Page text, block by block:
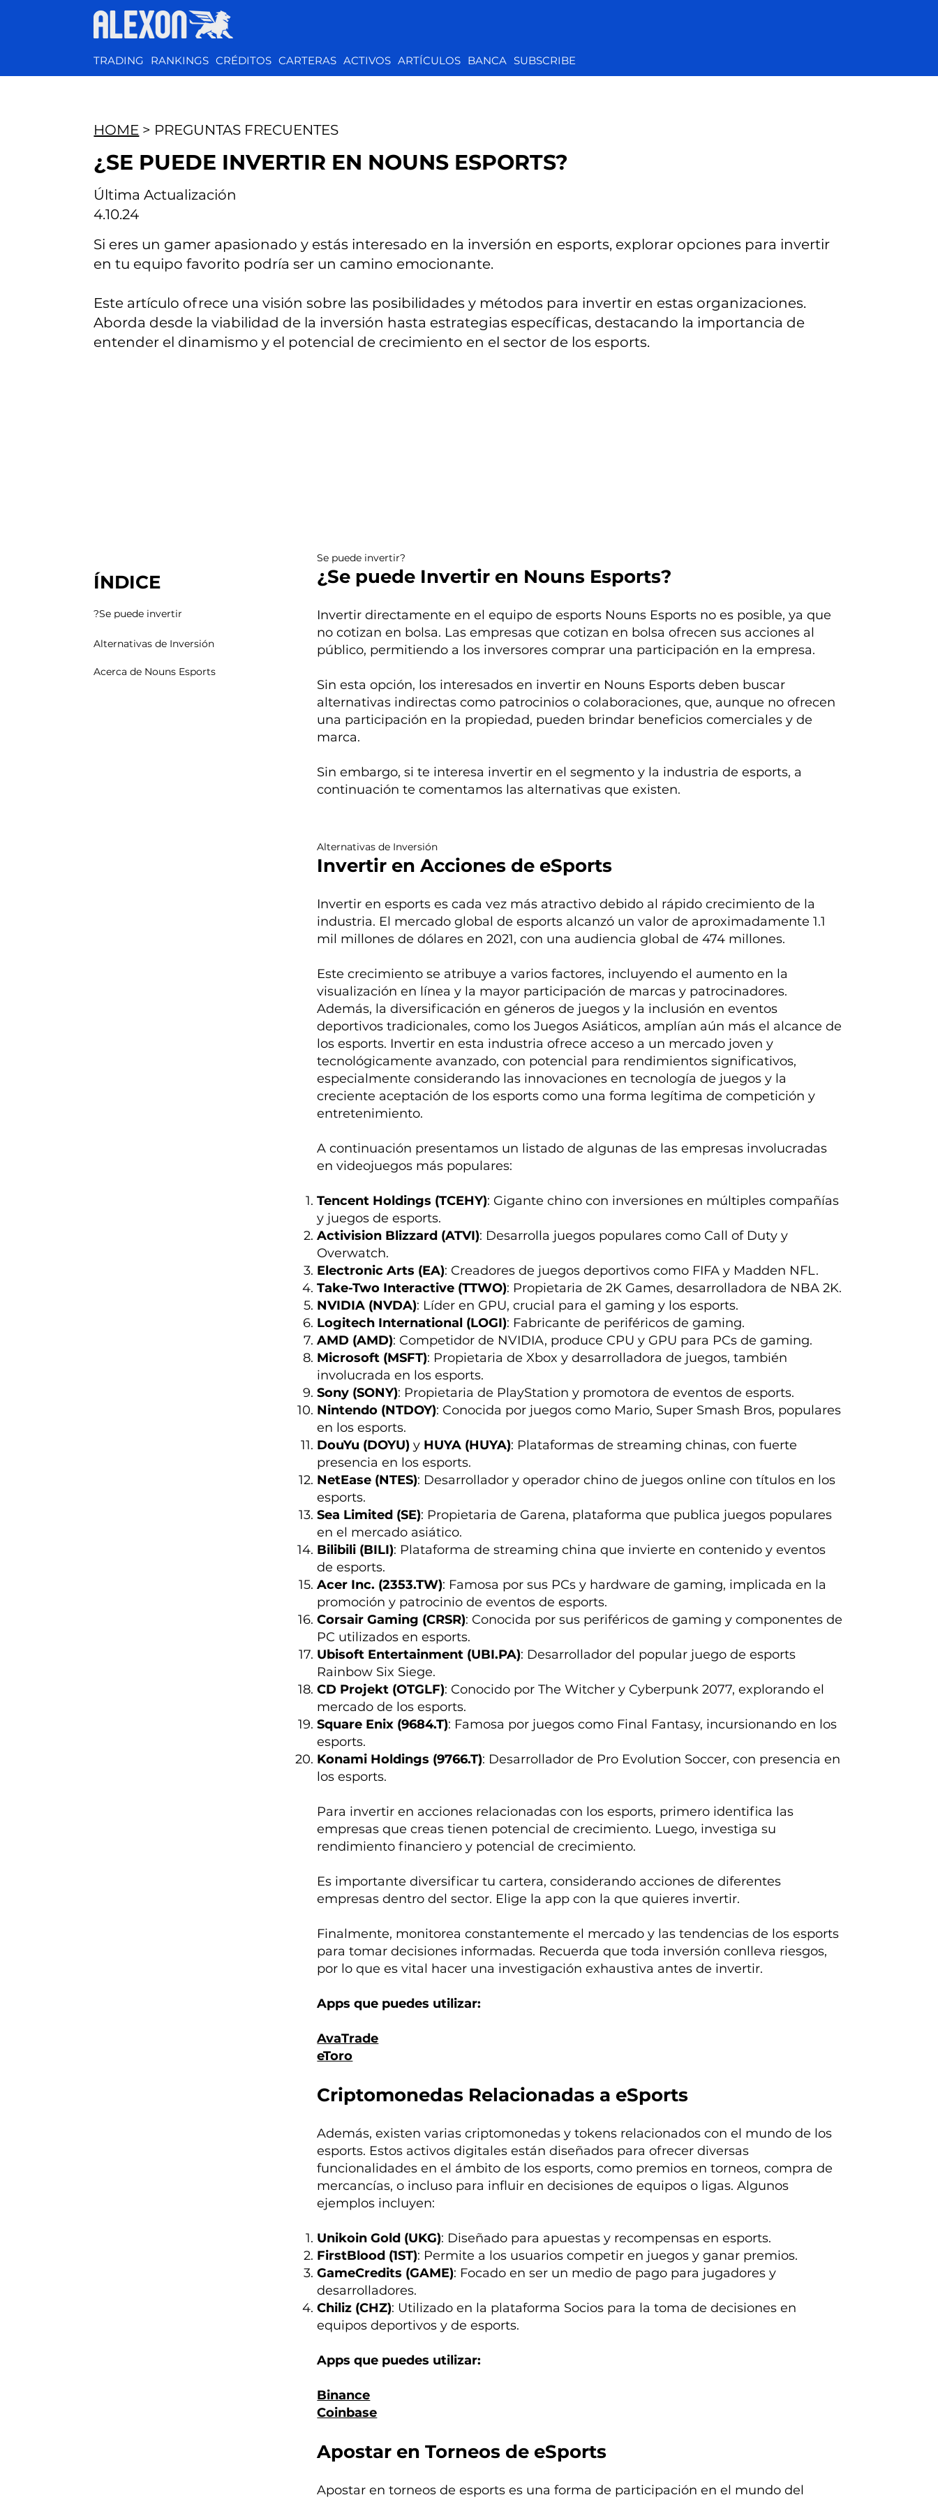
TRADING RANKINGS CRÉDITOS CARTERAS ACTIVOS ARTÍCULOS BANCA SUBSCRIBE
Alternativas de Inversión
Invertir en Acciones de eSports
Invertir en esports es cada vez más atractivo debido al rápido crecimiento de la
industria. El mercado global de esports alcanzó un valor de aproximadamente 1.1
mil millones de dólares en 2021, con una audiencia global de 474 millones.
Este crecimiento se atribuye a varios factores, incluyendo el aumento en la
visualización en línea y la mayor participación de marcas y patrocinadores.
Además, la diversificación en géneros de juegos y la inclusión en eventos
deportivos tradicionales, como los Juegos Asiáticos, amplían aún más el alcance de
los esports. Invertir en esta industria ofrece acceso a un mercado joven y
tecnológicamente avanzado, con potencial para rendimientos significativos,
especialmente considerando las innovaciones en tecnología de juegos y la
creciente aceptación de los esports como una forma legítima de competición y
entretenimiento.
A continuación presentamos un listado de algunas de las empresas involucradas
en videojuegos más populares:
Tencent Holdings (TCEHY): Gigante chino con inversiones en múltiples compañías
y juegos de esports.
Activision Blizzard (ATVI): Desarrolla juegos populares como Call of Duty y
Overwatch.
Electronic Arts (EA): Creadores de juegos deportivos como FIFA y Madden NFL.
Take-Two Interactive (TTWO): Propietaria de 2K Games, desarrolladora de NBA 2K.
NVIDIA (NVDA): Líder en GPU, crucial para el gaming y los esports.
Logitech International (LOGI): Fabricante de periféricos de gaming.
AMD (AMD): Competidor de NVIDIA, produce CPU y GPU para PCs de gaming.
Microsoft (MSFT): Propietaria de Xbox y desarrolladora de juegos, también
involucrada en los esports.
Sony (SONY): Propietaria de PlayStation y promotora de eventos de esports.
Nintendo (NTDOY): Conocida por juegos como Mario, Super Smash Bros, populares
en los esports.
DouYu (DOYU) y HUYA (HUYA): Plataformas de streaming chinas, con fuerte
presencia en los esports.
NetEase (NTES): Desarrollador y operador chino de juegos online con títulos en los
esports.
Sea Limited (SE): Propietaria de Garena, plataforma que publica juegos populares
en el mercado asiático.
Bilibili (BILI): Plataforma de streaming china que invierte en contenido y eventos
de esports.
Acer Inc. (2353.TW): Famosa por sus PCs y hardware de gaming, implicada en la
promoción y patrocinio de eventos de esports.
Corsair Gaming (CRSR): Conocida por sus periféricos de gaming y componentes de
PC utilizados en esports.
Ubisoft Entertainment (UBI.PA): Desarrollador del popular juego de esports
Rainbow Six Siege.
CD Projekt (OTGLF): Conocido por The Witcher y Cyberpunk 2077, explorando el
mercado de los esports.
Square Enix (9684.T): Famosa por juegos como Final Fantasy, incursionando en los
esports.
Konami Holdings (9766.T): Desarrollador de Pro Evolution Soccer, con presencia en
los esports.
Para invertir en acciones relacionadas con los esports, primero identifica las
empresas que creas tienen potencial de crecimiento. Luego, investiga su
rendimiento financiero y potencial de crecimiento.
Es importante diversificar tu cartera, considerando acciones de diferentes
empresas dentro del sector. Elige la app con la que quieres invertir.
Finalmente, monitorea constantemente el mercado y las tendencias de los esports
para tomar decisiones informadas. Recuerda que toda inversión conlleva riesgos,
por lo que es vital hacer una investigación exhaustiva antes de invertir.
Apps que puedes utilizar:
AvaTrade
eToro
Criptomonedas Relacionadas a eSports
Además, existen varias criptomonedas y tokens relacionados con el mundo de los
esports. Estos activos digitales están diseñados para ofrecer diversas
funcionalidades en el ámbito de los esports, como premios en torneos, compra de
mercancías, o incluso para influir en decisiones de equipos o ligas. Algunos
ejemplos incluyen:
Unikoin Gold (UKG): Diseñado para apuestas y recompensas en esports.
FirstBlood (1ST): Permite a los usuarios competir en juegos y ganar premios.
GameCredits (GAME): Focado en ser un medio de pago para jugadores y
desarrolladores.
Chiliz (CHZ): Utilizado en la plataforma Socios para la toma de decisiones en
equipos deportivos y de esports.
Apps que puedes utilizar:
Binance
Coinbase
Apostar en Torneos de eSports
Apostar en torneos de esports es una forma de participación en el mundo del
Se puede invertir?
¿Se puede Invertir en Nouns Esports?
Invertir directamente en el equipo de esports Nouns Esports no es posible, ya que
no cotizan en bolsa. Las empresas que cotizan en bolsa ofrecen sus acciones al
público, permitiendo a los inversores comprar una participación en la empresa.
Sin esta opción, los interesados en invertir en Nouns Esports deben buscar
alternativas indirectas como patrocinios o colaboraciones, que, aunque no ofrecen
una participación en la propiedad, pueden brindar beneficios comerciales y de
marca.
Sin embargo, si te interesa invertir en el segmento y la industria de esports, a
continuación te comentamos las alternativas que existen.
ÍNDICE
Se puede invertir?
Alternativas de Inversión
Acerca de Nouns Esports
Última Actualización
4.10.24
HOME > PREGUNTAS FRECUENTES
¿SE PUEDE INVERTIR EN NOUNS ESPORTS?
Si eres un gamer apasionado y estás interesado en la inversión en esports, explorar opciones para invertir
en tu equipo favorito podría ser un camino emocionante.
Este artículo ofrece una visión sobre las posibilidades y métodos para invertir en estas organizaciones.
Aborda desde la viabilidad de la inversión hasta estrategias específicas, destacando la importancia de
entender el dinamismo y el potencial de crecimiento en el sector de los esports.